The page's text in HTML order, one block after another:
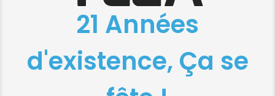
21 Années
d'existence, Ça se